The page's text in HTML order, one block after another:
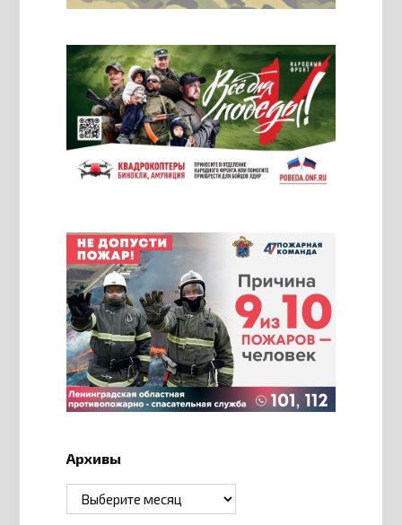
Архивы
Архивы